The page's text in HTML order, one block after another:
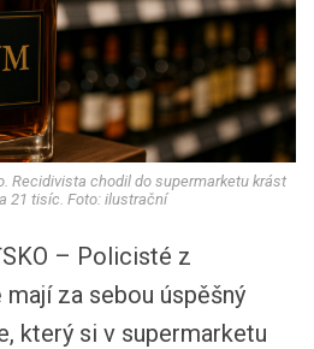
Recidivista chodil do supermarketu krást
21 tisíc. Foto: ilustrační
– Policisté z
za sebou úspěšný
který si v supermarketu